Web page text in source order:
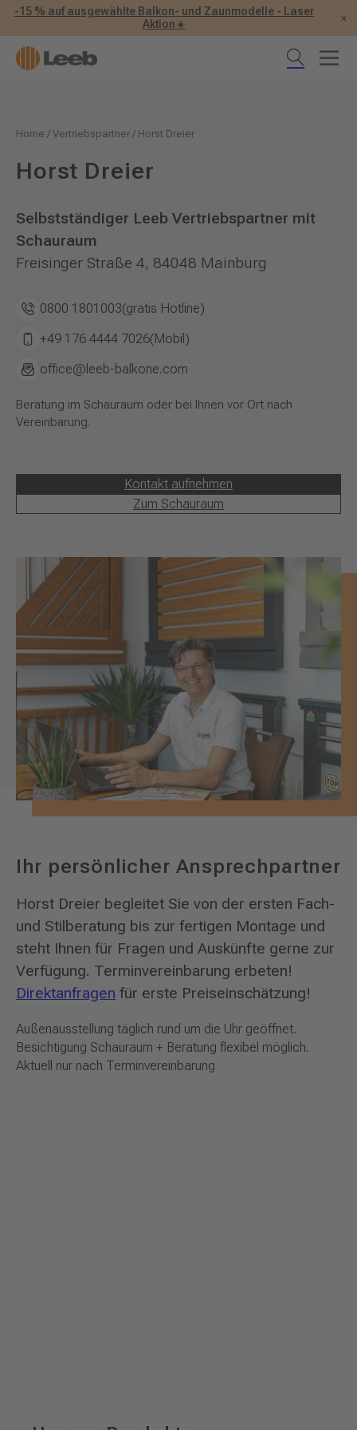
-15 % auf ausgewählte Balkon- und Zaunmodelle - Laser
Aktion☀️
×
Home /Vertriebspartner/ Horst Dreier
Horst Dreier
Selbstständiger Leeb Vertriebspartner mit
Schauraum
Freisinger Straße 4, 84048 Mainburg
0800 1801003(gratis Hotline)
+49 176 4444 7026(Mobil)
office@leeb-balkone.com
Beratung im Schauraum oder bei Ihnen vor Ort nach
Vereinbarung.
Kontakt aufnehmen
Zum Schauraum
Ihr persönlicher Ansprechpartner
Horst Dreier begleitet Sie von der ersten Fach-
und Stilberatung bis zur fertigen Montage und
steht Ihnen für Fragen und Auskünfte gerne zur
Verfügung. Terminvereinbarung erbeten!
Direktanfragen für erste Preiseinschätzung!
Außenausstellung täglich rund um die Uhr geöffnet.
Besichtigung Schauraum + Beratung flexibel möglich.
Aktuell nur nach Terminvereinbarung